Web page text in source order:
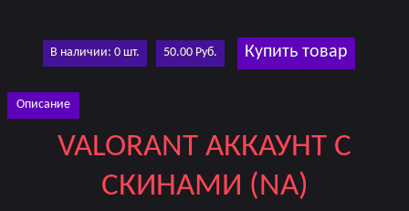
В наличии: 0 шт. 50.00 Руб. Купить товар
Описание
VALORANT АККАУНТ С
СКИНАМИ (NA)